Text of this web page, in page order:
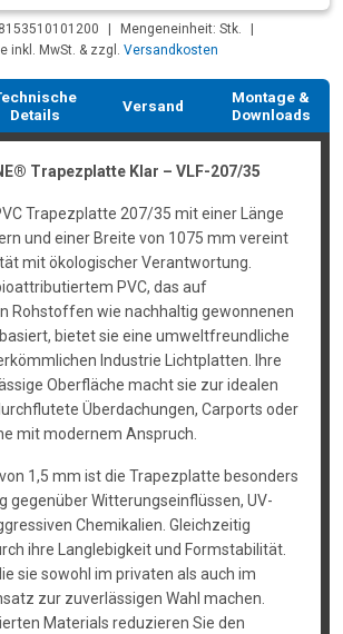
Mengeneinheit: Stk.
inkl. MwSt. & zzgl. Versandkosten
Details
Versand
Montage &
Downloads
Trapezplatte Klar – VLF-207/35
Trapezplatte 207/35 mit einer Länge
und einer Breite von 1075 mm vereint
mit ökologischer Verantwortung.
PVC, das auf
Rohstoffen wie nachhaltig gewonnenen
bietet sie eine umweltfreundliche
Industrie Lichtplatten. Ihre
Oberfläche macht sie zur idealen
Überdachungen, Carports oder
mit modernem Anspruch.
1,5 mm ist die Trapezplatte besonders
gegenüber Witterungseinflüssen, UV-
Chemikalien. Gleichzeitig
ihre Langlebigkeit und Formstabilität.
sie sowohl im privaten als auch im
zur zuverlässigen Wahl machen.
Materials reduzieren Sie den